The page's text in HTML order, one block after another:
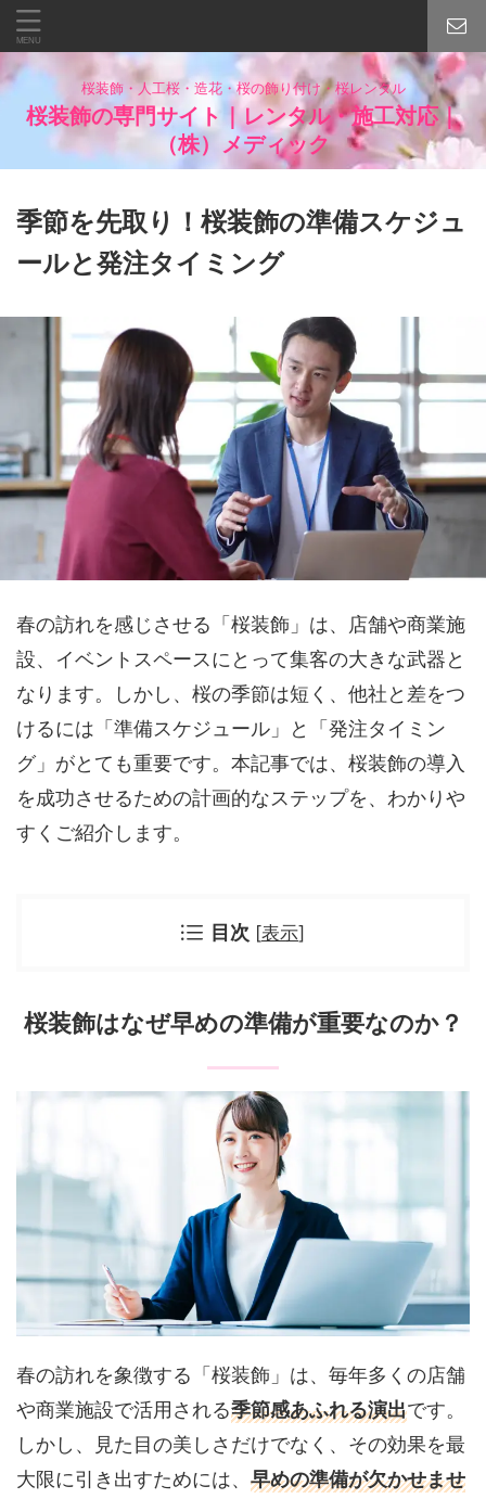
桜装飾・人工桜・造花・桜の飾り付け・桜レンタル
桜装飾の専門サイト｜レンタル・施工対応｜
（株）メディック
季節を先取り！桜装飾の準備スケジュ
ールと発注タイミング
春の訪れを感じさせる「桜装飾」は、店舗や商業施
設、イベントスペースにとって集客の大きな武器と
なります。しかし、桜の季節は短く、他社と差をつ
けるには「準備スケジュール」と「発注タイミン
グ」がとても重要です。本記事では、桜装飾の導入
を成功させるための計画的なステップを、わかりや
すくご紹介します。
目次 [表示]
桜装飾はなぜ早めの準備が重要なのか？
春の訪れを象徴する「桜装飾」は、毎年多くの店舗
や商業施設で活用される季節感あふれる演出です。
しかし、見た目の美しさだけでなく、その効果を最
大限に引き出すためには、 早めの準備が欠かせませ